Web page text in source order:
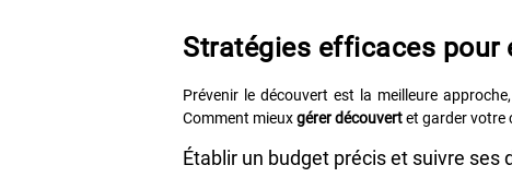
Stratégies efficaces pour
Prévenir le découvert est la meilleure
Comment mieuxgérer découvertet garder votre
Établir un budget précis et suivre ses